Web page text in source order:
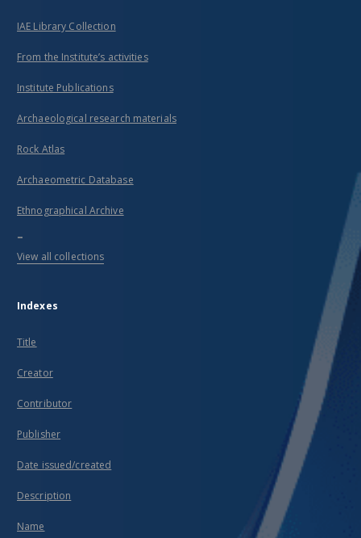
IAE Library Collection
From the Institute’s activities
Institute Publications
Archaeological research materials
Rock Atlas
Archaeometric Database
Ethnographical Archive
...
View all collections
Indexes
Title
Creator
Contributor
Publisher
Date issued/created
Description
Name